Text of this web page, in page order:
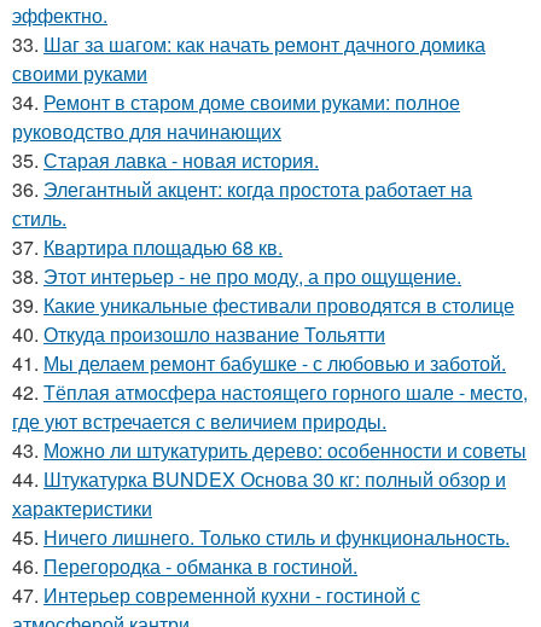
эффектно.
33. Шаг за шагом: как начать ремонт дачного домика
своими руками
34. Ремонт в старом доме своими руками: полное
руководство для начинающих
35. Старая лавка - новая история.
36. Элегантный акцент: когда простота работает на
стиль.
37. Квартира площадью 68 кв.
38. Этот интерьер - не про моду, а про ощущение.
39. Какие уникальные фестивали проводятся в столице
40. Откуда произошло название Тольятти
41. Мы делаем ремонт бабушке - с любовью и заботой.
42. Тёплая атмосфера настоящего горного шале - место,
где уют встречается с величием природы.
43. Можно ли штукатурить дерево: особенности и советы
44. Штукатурка BUNDEX Основа 30 кг: полный обзор и
характеристики
45. Ничего лишнего. Только стиль и функциональность.
46. Перегородка - обманка в гостиной.
47. Интерьер современной кухни - гостиной с